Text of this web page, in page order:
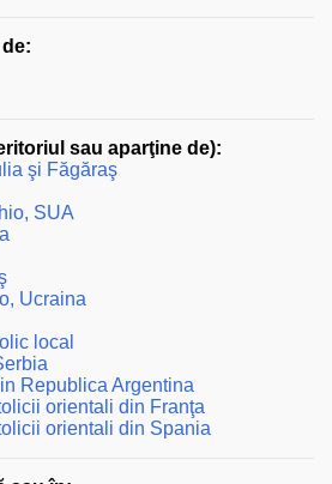
sau aparţine de):
şi Făgăraş
SUA
Ucraina
local
Republica Argentina
orientali din Franţa
orientali din Spania